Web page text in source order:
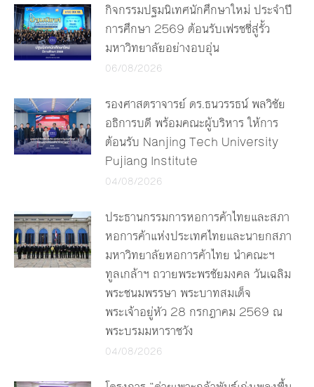
กิจกรรมปฐมนิเทศนักศึกษาใหม่ ประจำปี
การศึกษา 2569 ต้อนรับเฟรชชี่สู่รั้ว
มหาวิทยาลัยอย่างอบอุ่น
06/08/2026
รองศาสตราจารย์ ดร.ธนวรรธน์ พลวิชัย
อธิการบดี พร้อมคณะผู้บริหาร ให้การ
ต้อนรับ Nanjing Tech University
Pujiang Institute
04/08/2026
ประธานกรรมการหอการค้าไทยและสภา
หอการค้าแห่งประเทศไทยและนายกสภา
มหาวิทยาลัยหอการค้าไทย นำคณะฯ
ทูลเกล้าฯ ถวายพระพรชัยมงคล วันเฉลิม
พระชนมพรรษา พระบาทสมเด็จ
พระเจ้าอยู่หัว 28 กรกฎาคม 2569 ณ
พระบรมมหาราชวัง
04/08/2026